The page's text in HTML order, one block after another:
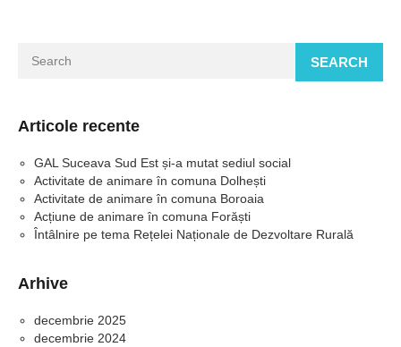
SEARCH
Articole recente
GAL Suceava Sud Est și-a mutat sediul social
Activitate de animare în comuna Dolhești
Activitate de animare în comuna Boroaia
Acțiune de animare în comuna Forăști
Întâlnire pe tema Rețelei Naționale de Dezvoltare Rurală
Arhive
decembrie 2025
decembrie 2024